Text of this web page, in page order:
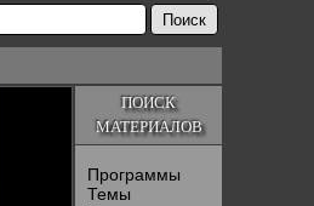
ПОИСК
МАТЕРИАЛОВ
Программы
Темы